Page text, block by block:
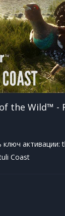
the Wild™ -
активации:
Coast